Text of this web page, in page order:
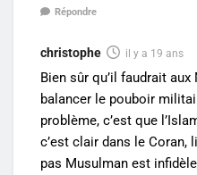
Répondre
christophe il y a 19 ans
Bien sûr qu’il faudrait
balancer le pouboir
problème, c’est que
c’est clair dans le Coran,
pas Musulman est